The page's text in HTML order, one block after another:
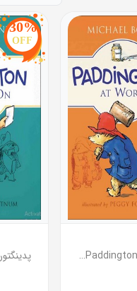
Paddington at Work ( پدینگتون مشغول کار )
30%
OFF